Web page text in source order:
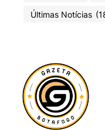
Últimas Notícias